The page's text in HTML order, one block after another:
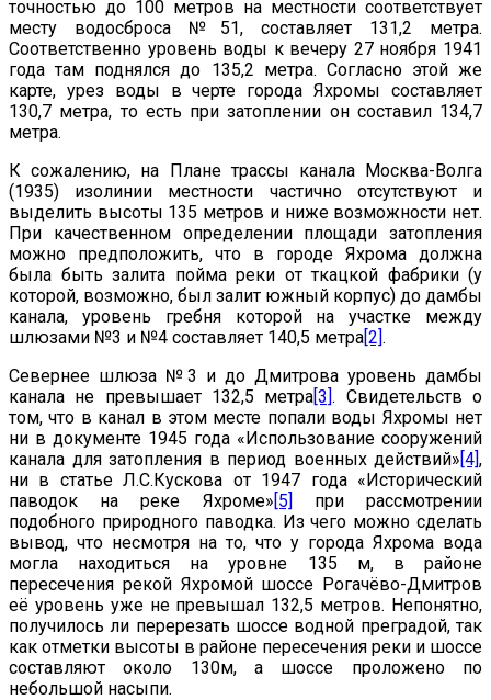
точностью до 100 метров на местности соответствует
месту водосброса №51, составляет 131,2 метра.
Соответственно уровень воды к вечеру 27 ноября 1941
года там поднялся до 135,2 метра. Согласно этой же
карте, урез воды в черте города Яхромы составляет
130,7 метра, то есть при затоплении он составил 134,7
метра.
К сожалению, на Плане трассы канала Москва-Волга
(1935) изолинии местности частично отсутствуют и
выделить высоты 135 метров и ниже возможности нет.
При качественном определении площади затопления
можно предположить, что в городе Яхрома должна
была быть залита пойма реки от ткацкой фабрики (у
которой, возможно, был залит южный корпус) до дамбы
канала, уровень гребня которой на участке между
шлюзами №3 и №4 составляет 140,5 метра[2].
Севернее шлюза №3 и до Дмитрова уровень дамбы
канала не превышает 132,5 метра[3]. Свидетельств о
том, что в канал в этом месте попали воды Яхромы нет
ни в документе 1945 года «Использование сооружений
канала для затопления в период военных действий»[4],
ни в статье Л.С.Кускова от 1947 года «Исторический
паводок на реке Яхроме»[5] при рассмотрении
подобного природного паводка. Из чего можно сделать
вывод, что несмотря на то, что у города Яхрома вода
могла находиться на уровне 135 м, в районе
пересечения рекой Яхромой шоссе Рогачёво-Дмитров
её уровень уже не превышал 132,5 метров. Непонятно,
получилось ли перерезать шоссе водной преградой, так
как отметки высоты в районе пересечения реки и шоссе
составляют около 130м, а шоссе проложено по
небольшой насыпи.